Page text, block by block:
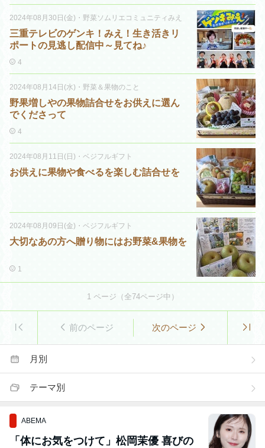
2024年08月30日(金) ・ 野菜ソムリエコミュニティみえ
三重テレビのゲンキ！みえ！生き活きリ
ポートの見逃し配信中～見てね♪
4
2024年08月14日(水) ・ 野菜＆果物のこと
野果増しやの果物詰合せをお供えに選ん
でくださって
4
2024年08月11日(日) ・ ベジフルギフト
お供えに果物や食べるを楽しむ詰合せを
2024年08月09日(金) ・ ベジフルギフト
大切なあの方へ贈り物にはお野菜&果物を
1
1ページ（全74ページ中）
前のページ 次のページ
月別
テーマ別
ABEMA
「体にお気をつけて」松岡茉優 喜びの